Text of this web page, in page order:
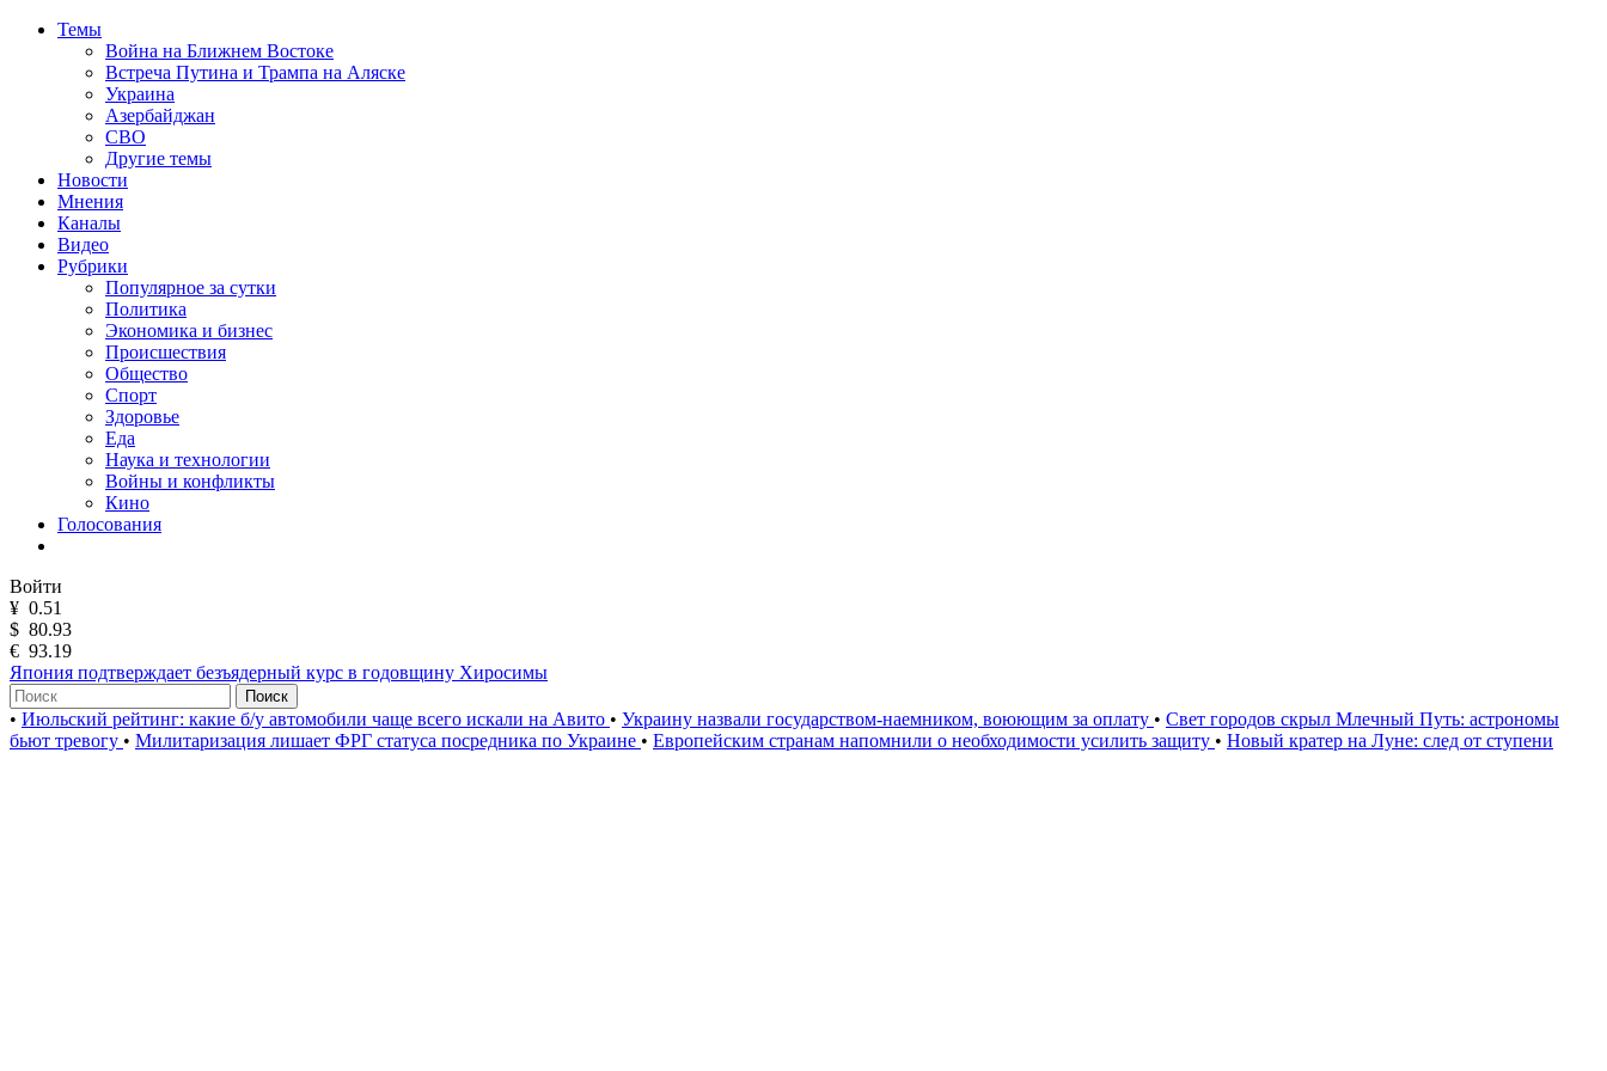
Темы
Война на Ближнем Востоке
Встреча Путина и Трампа на Аляске
Украина
Азербайджан
СВО
Другие темы
Новости
Мнения
Каналы
Видео
Рубрики
Популярное за сутки
Политика
Экономика и бизнес
Происшествия
Общество
Спорт
Здоровье
Еда
Наука и технологии
Войны и конфликты
Кино
Голосования
Войти
¥ 0.51
$ 80.93
€ 93.19
Япония подтверждает безъядерный курс в годовщину Хиросимы
Поиск
• Июльский рейтинг: какие б/у автомобили чаще всего искали на Авито • Украину назвали государством-наемником, воюющим за оплату • Свет городов скрыл Млечный Путь: астрономы
бьют тревогу • Милитаризация лишает ФРГ статуса посредника по Украине • Европейским странам напомнили о необходимости усилить защиту • Новый кратер на Луне: след от ступени